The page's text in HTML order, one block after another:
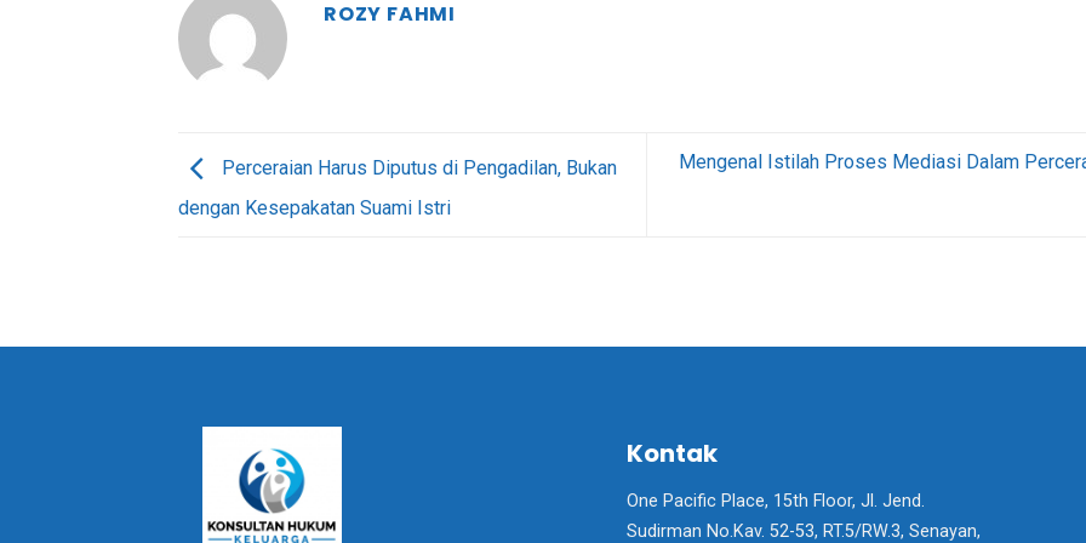
ROZY FAHMI
Perceraian Harus Diputus di Pengadilan, Bukan
dengan Kesepakatan Suami Istri
Mengenal Istilah Proses Mediasi Dalam
Kontak
One Pacific Place, 15th Floor, Jl. Jend.
Sudirman No.Kav. 52-53, RT.5/RW.3, Senayan,